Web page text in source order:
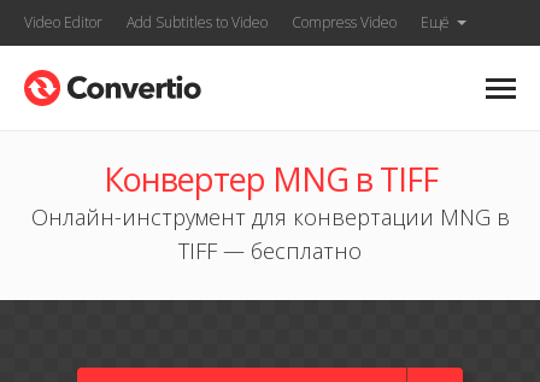
Video Editor Add Subtitles to Video Compress Video Ещё
Конвертер MNG в TIFF
Онлайн-инструмент для конвертации MNG в
TIFF — бесплатно